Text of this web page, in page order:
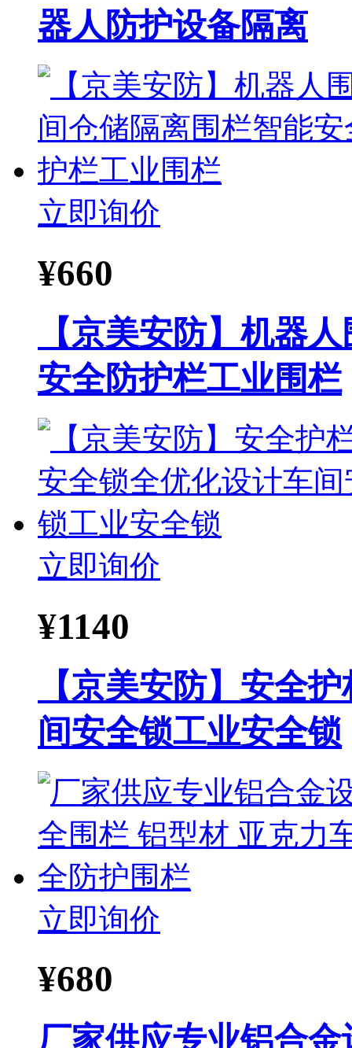
器人防护设备隔离
立即询价
¥660
【京美安防】机器
安全防护栏工业围栏
立即询价
¥1140
【京美安防】安全
间安全锁工业安全锁
立即询价
¥680
厂家供应专业铝合